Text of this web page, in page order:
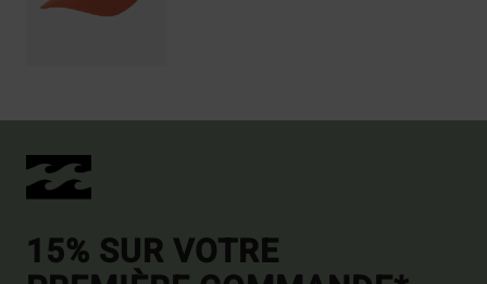
15% SUR VOTRE